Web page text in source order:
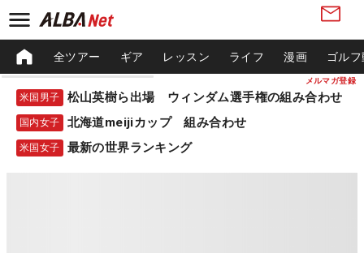
メルマガ登録
全ツアー ギア レッスン ライフ 漫画 ゴル
米国男子 松山英樹ら出場 ウィンダム選手権の組み合わせ
国内女子 北海道meijiカップ 組み合わせ
米国女子 最新の世界ランキング